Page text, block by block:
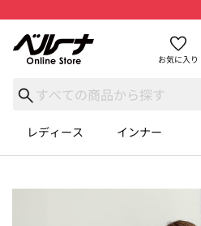
お気に入り
レディース インナー